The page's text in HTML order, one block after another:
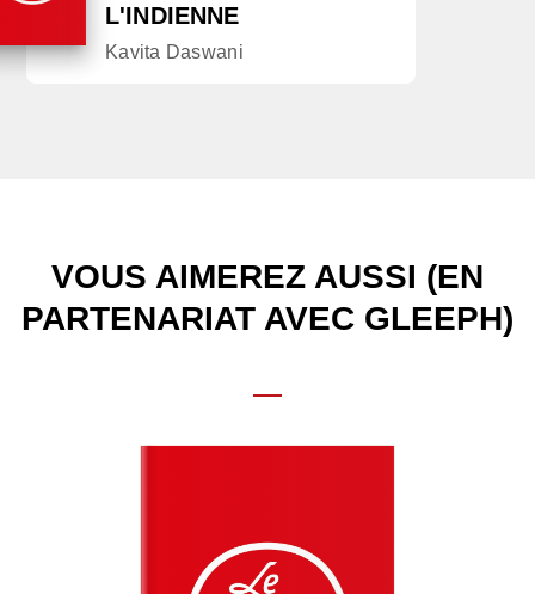
L'INDIENNE
Kavita Daswani
VOUS AIMEREZ AUSSI (EN
PARTENARIAT AVEC GLEEPH)